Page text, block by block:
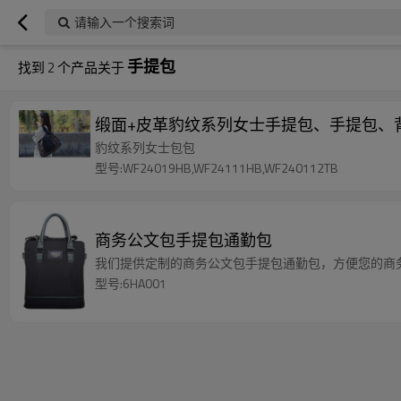
请输入一个搜索词
找到 2个产品关于手提包
缎面+皮革豹纹系列女士手提包、手提包、
豹纹系列女士包包
型号:WF24019HB,WF24111HB,WF240112TB
商务公文包手提包通勤包
我们提供定制的商务公文包手提包通勤包，方便您的商
型号:6HA001